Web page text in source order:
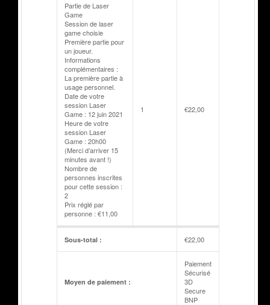
Partie de Laser
Game
Session de laser
game choisie
Première partie pour
un joueur.
Informations
complémentaires :
La première partie à
usage personnel.
Date de votre
session Laser
Game : 12 juin 2021
Heure de votre
session Laser
Game : 20h00
(Merci d’arriver 15
minutes avant !)
Nombre de
personnes inscrites
pour cette session :
2
Prix réglé par
personne : €11,00
1 €22,00
Sous-total : €22,00
Moyen de paiement :
Paiement
Sécurisé
3D
Secure
BNP